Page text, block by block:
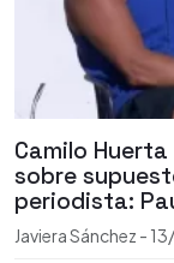
Camilo
sobre
periodista:
Javiera Sánchez -